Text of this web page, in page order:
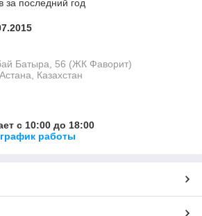
за последний год
Батыра, 56 (ЖК Фаворит)
Казахстан
с 10:00 до 18:00
работы